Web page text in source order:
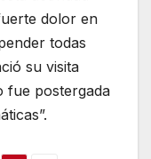
dolor en
todas
su visita
fue postergada